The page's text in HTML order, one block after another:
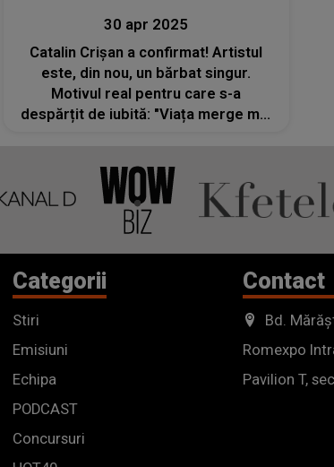
30 apr 2025
Catalin Crișan a confirmat! Artistul
este, din nou, un bărbat singur.
Motivul real pentru care s-a
despărțit de iubită: "Viața merge mai
Categorii
Stiri
Emisiuni
Echipa
PODCAST
Concursuri
Contact
Bd.
Romexpo
Pavilion T,